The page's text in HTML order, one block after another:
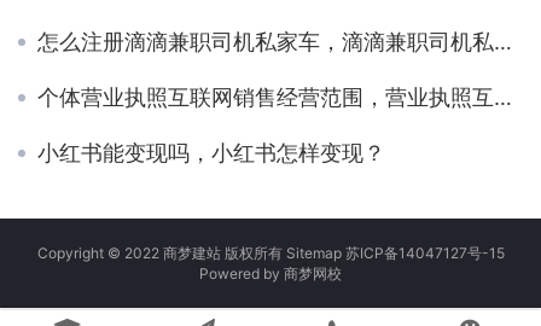
怎么注册滴滴兼职司机私家车，滴滴兼职司机私家车需要营运证吗？
个体营业执照互联网销售经营范围，营业执照互联网销售可以卖什么产品？
小红书能变现吗，小红书怎样变现？
Copyright © 2022 商梦建站 版权所有 Sitemap 苏ICP备14047127号-15
Powered by 商梦网校